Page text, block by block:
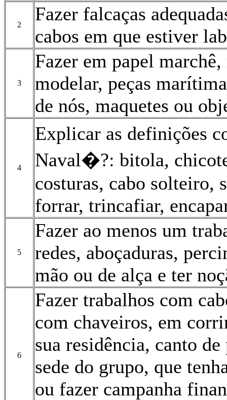
2
Fazer falcaças
cabos em que estiver
3
Fazer em papel
modelar, peças
de nós, maquetes ou
4
Explicar as definições
Naval�?: bitola,
costuras, cabo solteiro,
forrar, trincafiar,
5
Fazer ao menos um
redes, aboçaduras,
mão ou de alça e ter
6
Fazer trabalhos com
com chaveiros, em
sua residência, canto
sede do grupo, que
ou fazer campanha